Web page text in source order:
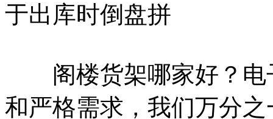
于出库时倒盘拼
阁楼货架哪家好？电
和严格需求，我们万分